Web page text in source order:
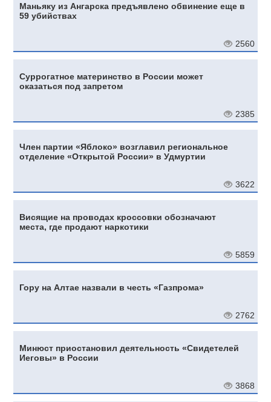
Маньяку из Ангарска предъявлено обвинение еще в
59 убийствах
2560
Суррогатное материнство в России может
оказаться под запретом
2385
Член партии «Яблоко» возглавил региональное
отделение «Открытой России» в Удмуртии
3622
Висящие на проводах кроссовки обозначают
места, где продают наркотики
5859
Гору на Алтае назвали в честь «Газпрома»
2762
Минюст приостановил деятельность «Свидетелей
Иеговы» в России
3868